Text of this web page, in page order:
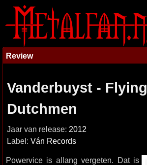
Review
Vanderbuyst - Flying
Dutchmen
Jaar van release: 2012
Label: Ván Records
Powervice is allang vergeten. Dat is